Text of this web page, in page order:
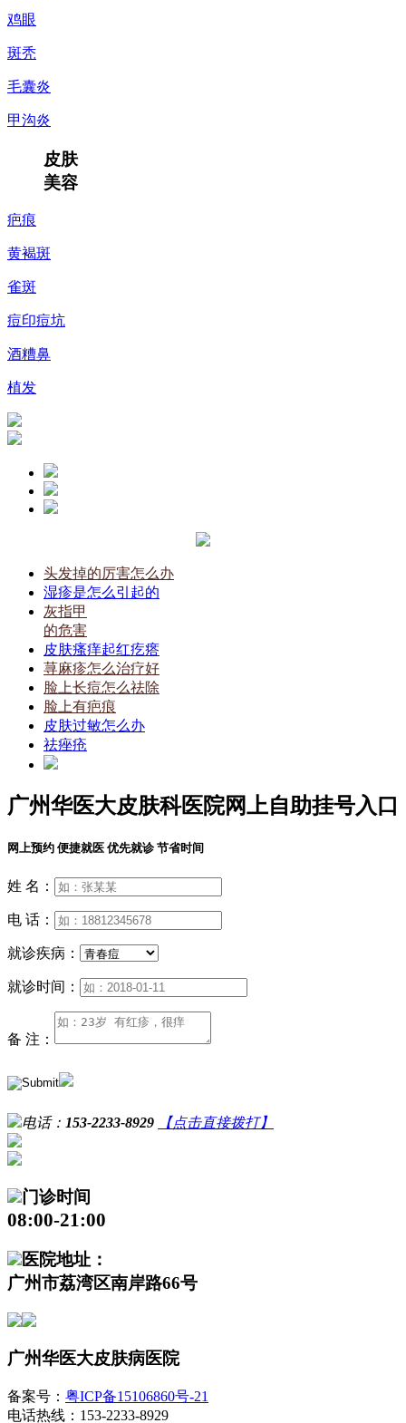
鸡眼
斑秃
毛囊炎
甲沟炎
皮肤
美容
疤痕
黄褐斑
雀斑
痘印痘坑
酒糟鼻
植发
头发掉的厉害怎么办
湿疹是怎么引起的
灰指甲
的危害
皮肤瘙痒起红疙瘩
荨麻疹怎么治疗好
脸上长痘怎么祛除
脸上有疤痕
皮肤过敏怎么办
祛痤疮
广州华医大皮肤科医院网上自助挂号入口
网上预约 便捷就医 优先就诊 节省时间
姓 名：
电 话：
就诊疾病：
就诊时间：
备 注：
电话： 153-2233-8929 【点击直接拨打】
门诊时间
08:00-21:00
医院地址：
广州市荔湾区南岸路66号
广州华医大皮肤病医院
备案号： 粤ICP备15106860号-21
电话热线：153-2233-8929